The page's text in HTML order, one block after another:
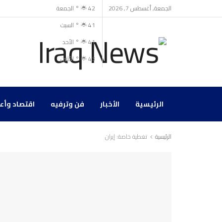
الجمعة, أغسطس 7, 2026 42
° الجمعة
41
° السبت
41
° الأحد
43
°الأثنين
الرئيسية الأخبار فن وترفيه اقتصاد
الرئيسية تغطية خاصة: إيران